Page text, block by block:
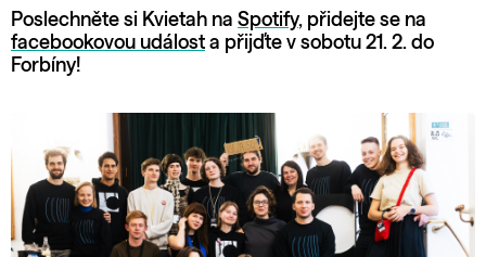
Poslechněte si Kvietah na Spotify, přidejte se na
facebookovou událost a přijďte v sobotu 21. 2. do
Forbíny!